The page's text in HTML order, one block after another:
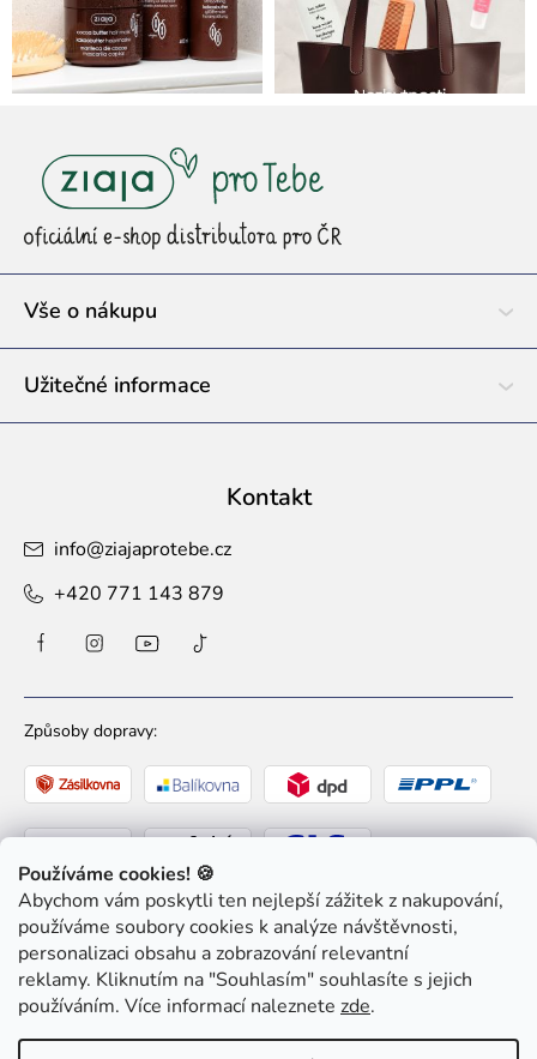
Používáme cookies! 🍪
Abychom vám poskytli ten nejlepší zážitek z nakupování,
používáme soubory cookies k analýze návštěvnosti,
personalizaci obsahu a zobrazování relevantní
reklamy. Kliknutím na "Souhlasím" souhlasíte s jejich
používáním. Více informací naleznete zde.
t
Vše o nákupu
Užitečné informace
Kontakt
info@ziajaprotebe.cz
+420 771 143 879
Způsoby dopravy:
Způsoby platby: